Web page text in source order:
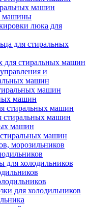
машин
машины
люка для
для стиральных
для стиральных машин
и
машин
машин
машин
стиральных машин
стиральных машин
машин
машин
морозильников
для холодильников
для холодильников